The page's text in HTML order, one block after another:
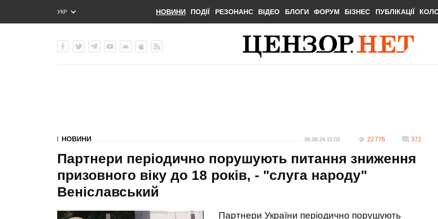
УКР
ENG
НОВИНИ ПОДІЇ РЕЗОНАНС ВІДЕО БЛОГИ ФОРУМ БІЗНЕС ПУБЛІКАЦІЇ
НОВИНИ 06.08.24 15:03 22 776 372
Партнери періодично порушують питання зниження
призовного віку до 18 років, - "слуга народу"
Веніславський
Партнери України періодично порушують